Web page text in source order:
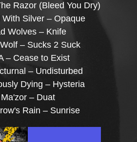
Razor (Bleed You Dry)
With Silver – Opaque
Wolves – Knife
– Sucks 2 Suck
– Cease to Exist
– Undisturbed
Dying – Hysteria
Ma'zor – Duat
Rain – Sunrise